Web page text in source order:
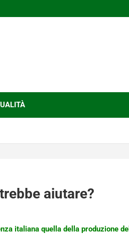
aiutare?
italiana quella della produzione del